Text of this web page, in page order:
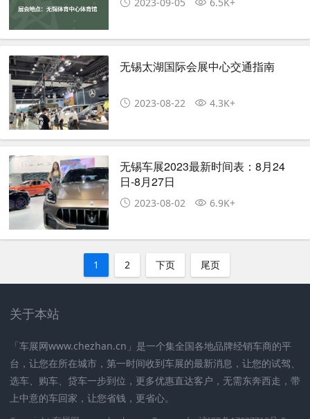
2023-09-05 6.5K+
无锡太湖国际会展中心交通指南
2023-08-22 4.3K+
无锡车展2023最新时间表：8月24
日-8月27日
2023-08-02 6.9K+
1 2 下页 尾页
关于本站
「车展网www.chezhan.cn」是一个集全国各地品牌经销车商的平
台，让您在所在城市，第一时间收到车展的最新消息，让您的试驾、
选车、购车、贷车一步到位，更多优惠直达客户，无需东奔西走，带
上中意的车回家，让您省钱，更省心。